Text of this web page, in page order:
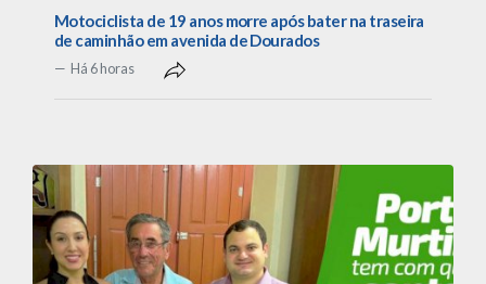
Motociclista de 19 anos morre após bater na traseira
de caminhão em avenida de Dourados
Há 6 horas